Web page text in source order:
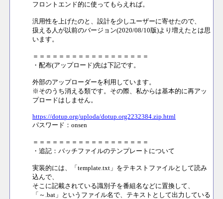
フロントエンド的に使ってもらえれば。
汎用性を上げたのと、設計を少しユーザーに寄せたので、
扱える人が以前のバージョン(2020/08/10版)より増えたとは思
います。
＝＝＝＝＝＝＝＝＝＝＝＝＝＝＝＝＝＝
・配布(アップロード)先は下記です。
外部のアップローダーを利用しています。
※そのうち消える類です。その際、私からは基本的に再アッ
プロードはしません。
https://dotup.org/uploda/dotup.org2232384.zip.html
パスワード：onsen
＝＝＝＝＝＝＝＝＝＝＝＝＝＝＝＝＝＝
・追記：バッチファイルのテンプレートについて
実装的には、「template.txt」をテキストファイルとして読み
込んで、
そこに記載されている識別子を番組名などに置換して、
「～.bat」というファイル名で、テキストとして出力している